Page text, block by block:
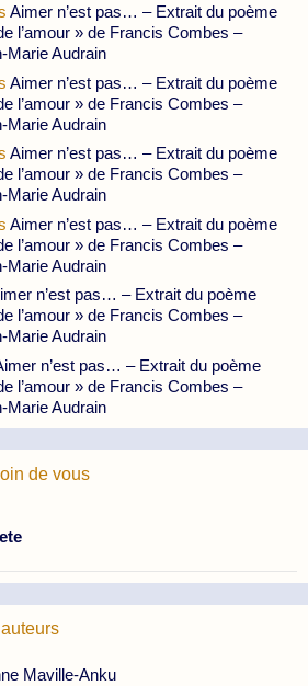
Aimer n’est pas… – Extrait du poème
l’amour » de Francis Combes –
Marie Audrain
Aimer n’est pas… – Extrait du poème
l’amour » de Francis Combes –
Marie Audrain
Aimer n’est pas… – Extrait du poème
l’amour » de Francis Combes –
Marie Audrain
Aimer n’est pas… – Extrait du poème
l’amour » de Francis Combes –
Marie Audrain
n’est pas… – Extrait du poème
l’amour » de Francis Combes –
Marie Audrain
n’est pas… – Extrait du poème
l’amour » de Francis Combes –
Marie Audrain
de vous
Maville-Anku